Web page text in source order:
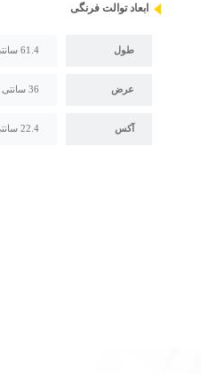
ابعاد توالت فرنگی
طول 61.4 سانتی متر
عرض 36 سانتی متر
آکس 22.4 سانتی متر